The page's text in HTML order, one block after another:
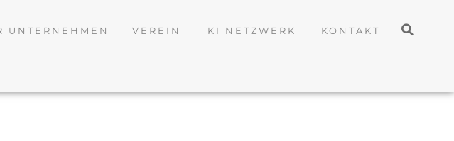
UNTERNEHMEN VEREIN KI NETZWERK KONTAKT